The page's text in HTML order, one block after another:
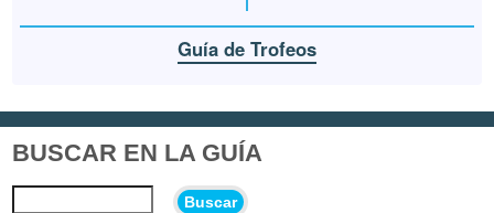
Guía de Trofeos
BUSCAR EN LA GUÍA
Buscar